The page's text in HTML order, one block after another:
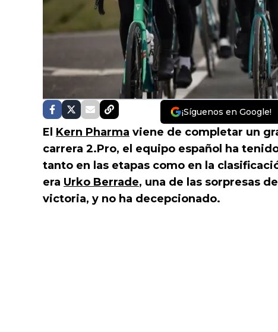
¡Síguenos en Google!
El Kern Pharma viene de completar un
carrera 2.Pro, el equipo español ha
tanto en las etapas como en la
era Urko Berrade, una de las sorpresas
victoria, y no ha decepcionado.